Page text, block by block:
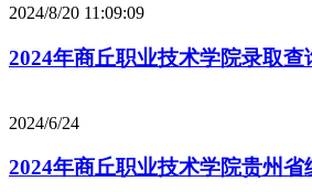
2024/8/20 11:09:09
2024年商丘职业技术学院录取查
2024/6/24
2024年商丘职业技术学院贵州